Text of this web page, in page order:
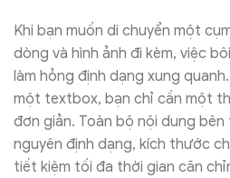
Khi bạn muốn di chuyển một
dòng và hình ảnh đi kèm, việc
làm hỏng định dạng xung
một textbox, bạn chỉ cần một
đơn giản. Toàn bộ nội dung
nguyên định dạng, kích thước
tiết kiệm tối đa thời gian căn